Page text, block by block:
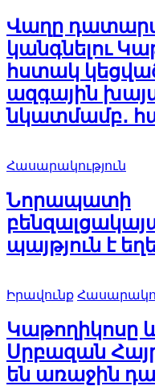
Վաղը
կանգնելու
հստակ
ազգային
նկատմամբ․
Հասարակություն
Նորապատի
պայթյուն է
Իրավունք
Կաթողիկոսը
Սրբազան
են առաջին